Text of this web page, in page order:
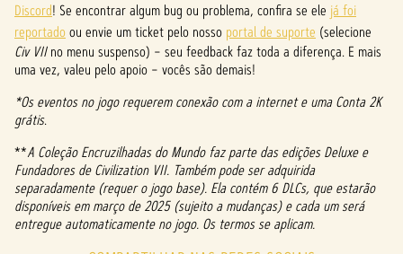
Discord! Se encontrar algum bug ou problema, confira se ele já foi
reportado ou envie um ticket pelo nosso portal de suporte (selecione
Civ VIIno menu suspenso) – seu feedback faz toda a diferença. E mais
uma vez, valeu pelo apoio – vocês são demais!
*Os eventos no jogo requerem conexão com a internet e uma Conta 2K
grátis.
**A Coleção Encruzilhadas do Mundo faz parte das edições Deluxe e
Fundadores de Civilization VII. Também pode ser adquirida
separadamente (requer o jogo base). Ela contém 6 DLCs, que estarão
disponíveis em março de 2025 (sujeito a mudanças) e cada um será
entregue automaticamente no jogo. Os termos se aplicam.